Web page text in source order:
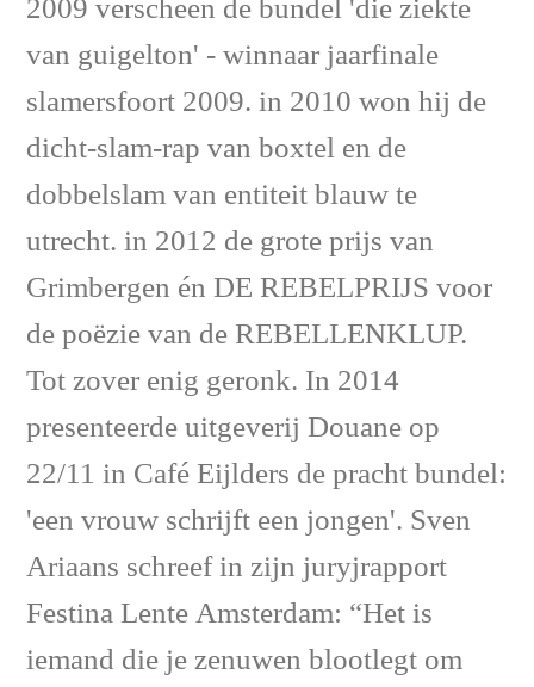
2009 verscheen de bundel 'die ziekte
van guigelton' - winnaar jaarfinale
slamersfoort 2009. in 2010 won hij de
dicht-slam-rap van boxtel en de
dobbelslam van entiteit blauw te
utrecht. in 2012 de grote prijs van
Grimbergen én DE REBELPRIJS voor
de poëzie van de REBELLENKLUP.
Tot zover enig geronk. In 2014
presenteerde uitgeverij Douane op
22/11 in Café Eijlders de pracht bundel:
'een vrouw schrijft een jongen'. Sven
Ariaans schreef in zijn juryjrapport
Festina Lente Amsterdam: “Het is
iemand die je zenuwen blootlegt om